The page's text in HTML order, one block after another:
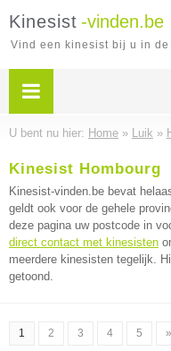
Kinesist -vinden.be
Vind een kinesist bij u in de
U bent nu hier: Home » Luik »
Kinesist Hombourg
Kinesist-vinden.be bevat
geldt ook voor de gehele
deze pagina uw postcode in
direct contact met kinesisten
meerdere kinesisten tegelijk.
getoond.
1 2 3 4 5 »